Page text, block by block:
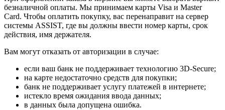
безналичной оплаты. Мы принимаем карты Visa и Master
Card. Чтобы оплатить покупку, вас перенаправит на сервер
системы ASSIST, где вы должны ввести номер карты, срок
действия, имя держателя.
Вам могут отказать от авторизации в случае:
если ваш банк не поддерживает технологию 3D-Secure;
на карте недостаточно средств для покупки;
банк не поддерживает услугу платежей в интернете;
истекло время ожидания ввода данных;
в данных была допущена ошибка.